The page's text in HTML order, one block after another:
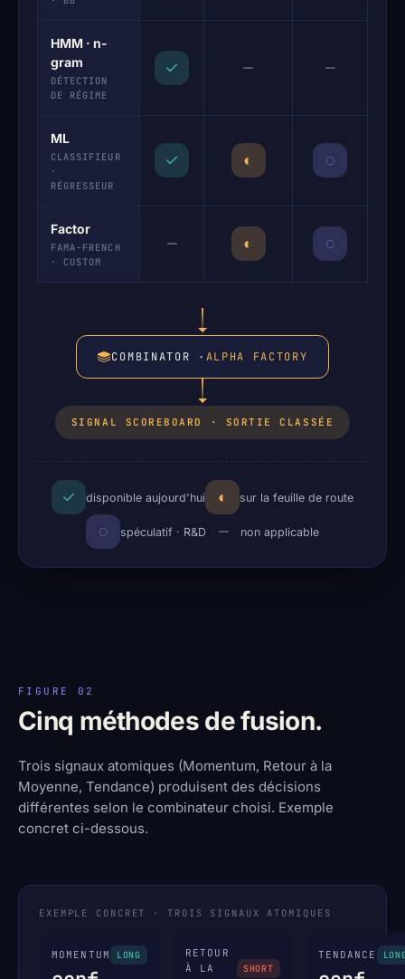
HMM · n-
gram
DÉTECTION
DE RÉGIME
✓ — —
ML
CLASSIFIEUR
·
RÉGRESSEUR
✓ ◐ ◌
Factor
FAMA-FRENCH
· CUSTOM
— ◐ ◌
COMBINATOR · ALPHA FACTORY
SIGNAL SCOREBOARD · SORTIE CLASSÉE
✓ disponible aujourd'hui ◐ sur la feuille de route
◌ spéculatif · R&D — non applicable
FIGURE 02
Cinq méthodes de fusion.
Trois signaux atomiques (Momentum, Retour à la
Moyenne, Tendance) produisent des décisions
différentes selon le combinateur choisi. Exemple
concret ci-dessous.
EXEMPLE CONCRET · TROIS SIGNAUX ATOMIQUES
MOMENTUM LONG
RETOUR
À LA
SHORT
TENDANCE